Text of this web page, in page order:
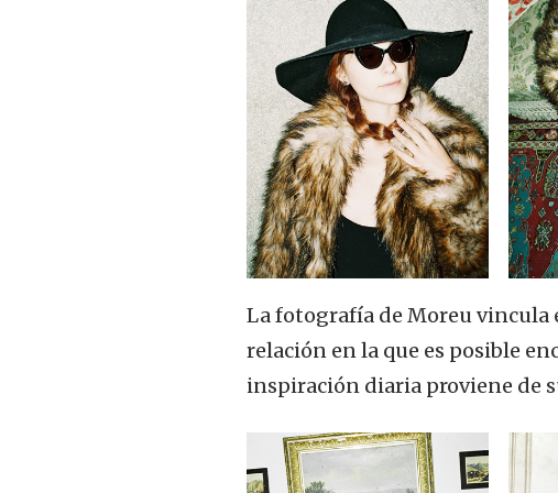
La fotografía de Moreu vincula
relación en la que es posible
inspiración diaria proviene de